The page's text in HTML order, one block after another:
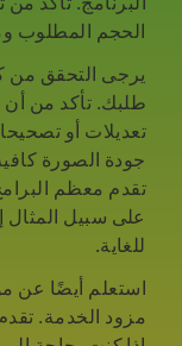
الحجم المطلوب
يرجى التحقق من
طلبك. تأكد من
تعديلات أو
جودة الصورة
تقدم معظم
على سبيل
للغاية.
استعلم أيضًا عن
مزود الخدمة.